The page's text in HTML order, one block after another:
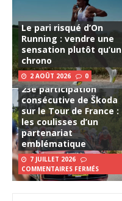
Le pari risqué d’On
Running : vendre une
sensation plutôt qu’un
chrono
2 AOÛT 2026 0
23e participation
consécutive de Škoda
sur le Tour de France :
les coulisses d’un
partenariat
emblématique
7 JUILLET 2026
COMMENTAIRES FERMÉS